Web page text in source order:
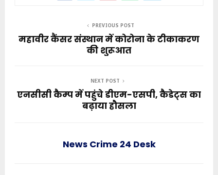
PREVIOUS POST
महावीर कैंसर संस्थान में कोरोना के टीकाकरण
की शुरूआत
NEXT POST
एनसीसी कैम्प में पहुंचे डीएम-एसपी, कैडेट्स का
बढ़ाया हौसला
News Crime 24 Desk